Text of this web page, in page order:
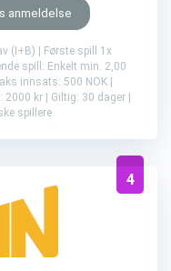
anmeldelse
(I+B) | Første spill 1x
spill: Enkelt min. 2,00
innsats: 500 NOK |
kr | Giltig: 30 dager |
spillere.
4